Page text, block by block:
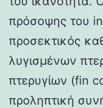
πρόσοψης του
προσεκτικός
λυγισμένων
πτερυγίων (fin
προληπτική